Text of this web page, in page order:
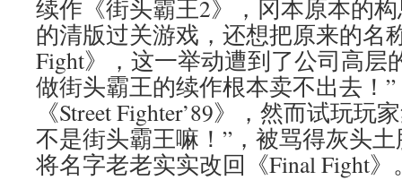
续作《街头霸王2》，冈本原本的
的清版过关游戏，还想把原来的名
Fight》，这一举动遭到了公司高层
做街头霸王的续作根本卖不出去！
《Street Fighter’89》，然而试玩玩
不是街头霸王嘛！”，被骂得灰头
将名字老老实实改回《Final Fight》